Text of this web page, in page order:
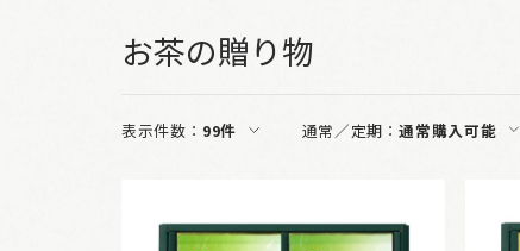
お茶の贈り物
表示件数： 99件 通常／定期：通常購入可能